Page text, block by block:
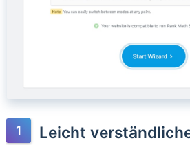
Leicht